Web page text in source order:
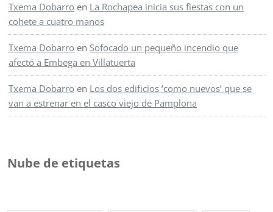
Txema Dobarro en La Rochapea inicia sus fiestas con un
cohete a cuatro manos
Txema Dobarro en Sofocado un pequeño incendio que
afectó a Embega en Villatuerta
Txema Dobarro en Los dos edificios ‘como nuevos’ que se
van a estrenar en el casco viejo de Pamplona
Nube de etiquetas